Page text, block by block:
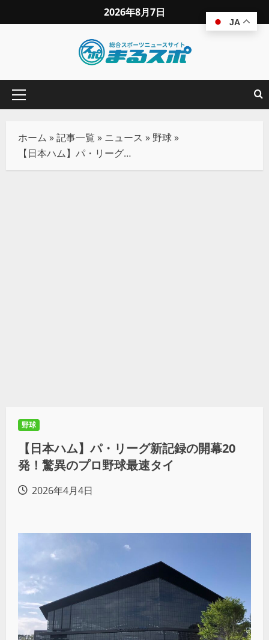
2026年8月7日
ホーム »記事一覧 » ニュース » 野球»
【日本ハム】パ・リーグ新記録の開幕20発！驚異のプロ野球最速タイ
野球
【日本ハム】パ・リーグ新記録の開幕20
発！驚異のプロ野球最速タイ
2026年4月4日
JA